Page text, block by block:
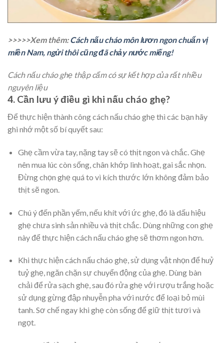
>>>>>Xem thêm:Cách nấu cháo môn lươn ngon chuẩn vị
miền Nam, ngửi thôi cũng đã chảy nước miếng!
Cách nấu cháo ghẹ thập cẩm có sự kết hợp của rất nhiều
nguyên liệu
4. Cần lưu ý điều gì khi nấu cháo ghẹ?
Để thực hiện thành công cách nấu cháo ghẹ thì các bạn hãy
ghi nhớ một số bí quyết sau:
Ghẹ cầm vừa tay, nặng tay sẽ có thịt ngon và chắc. Ghẹ
nên mua lúc còn sống, chân khớp linh hoạt, gai sắc nhọn.
Đừng chọn ghẹ quá to vì kích thước lớn không đảm bảo
thịt sẽ ngon.
Chú ý đến phần yếm, nếu khít với ức ghẹ, đó là dấu hiệu
ghẹ chưa sinh sản nhiều và thịt chắc. Dùng những con ghẹ
này để thực hiện cách nấu cháo ghẹ sẽ thơm ngon hơn.
Khi thực hiện cách nấu cháo ghẹ, sử dụng vật nhọn để huỷ
tuỷ ghẹ, ngăn chặn sự chuyển động của ghẹ. Dùng bàn
chải để rửa sạch ghẹ, sau đó rửa ghẹ với rượu trắng hoặc
sử dụng gừng đập nhuyễn pha với nước để loại bỏ mùi
tanh. Sơ chế ngay khi ghẹ còn sống để giữ thịt tươi và
ngọt.